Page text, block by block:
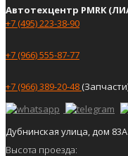
Автотехцентр PMRK
+7 (495) 223-38-90
+7 (966) 555-87-77
+7 (966) 389-20-48
Дубнинская улица, дом 83А
Высота проезда: